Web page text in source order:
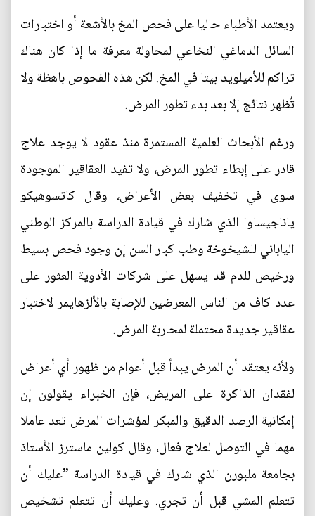
ويعتمد الأطباء حاليا على فحص المخ بالأشعة أو اختبارات
السائل الدماغي النخاعي لمحاولة معرفة ما إذا كان هناك
تراكم للأميلويد بيتا في المخ. لكن هذه الفحوص باهظة ولا
تُظهر نتائج إلا بعد بدء تطور المرض.
ورغم الأبحاث العلمية المستمرة منذ عقود لا يوجد علاج
قادر على إبطاء تطور المرض، ولا تفيد العقاقير الموجودة
سوى في تخفيف بعض الأعراض، وقال كاتسوهيكو
ياناجيساوا الذي شارك في قيادة الدراسة بالمركز الوطني
الياباني للشيخوخة وطب كبار السن إن وجود فحص بسيط
ورخيص للدم قد يسهل على شركات الأدوية العثور على
عدد كاف من الناس المعرضين للإصابة بالألزهايمر لاختبار
عقاقير جديدة محتملة لمحاربة المرض.
ولأنه يعتقد أن المرض يبدأ قبل أعوام من ظهور أي أعراض
لفقدان الذاكرة على المريض، فإن الخبراء يقولون إن
إمكانية الرصد الدقيق والمبكر لمؤشرات المرض تعد عاملا
مهما في التوصل لعلاج فعال، وقال كولين ماسترز الأستاذ
بجامعة ملبورن الذي شارك في قيادة الدراسة ”عليك أن
تتعلم المشي قبل أن تجري. وعليك أن تتعلم تشخيص